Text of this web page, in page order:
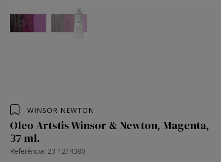
WINSOR NEWTON
Oleo Artstis Winsor & Newton, Magenta,
37 ml.
Referência: 23-1214380